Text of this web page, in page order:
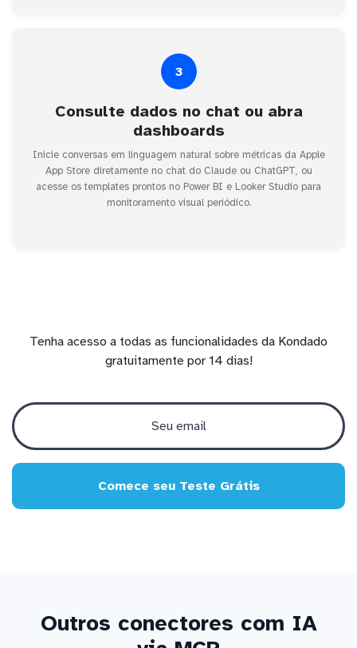
3
Consulte dados no chat ou abra
dashboards
Inicie conversas em linguagem natural sobre métricas da Apple
App Store diretamente no chat do Claude ou ChatGPT, ou
acesse os templates prontos no Power BI e Looker Studio para
monitoramento visual periódico.
Tenha acesso a todas as funcionalidades da Kondado
gratuitamente por 14 dias!
Comece seu Teste Grátis
Outros conectores com IA